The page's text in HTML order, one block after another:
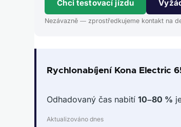
Chci testovací jízdu
Nezávazně — zprostředkujeme kontakt na
Rychlonabíjení Kona Electric
Odhadovaný čas nabití10–80 %
Aktualizováno dnes